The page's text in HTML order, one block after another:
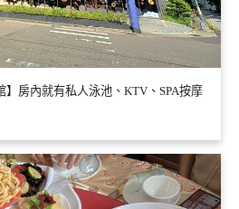
】房內就有私人泳池、KTV、SPA按摩